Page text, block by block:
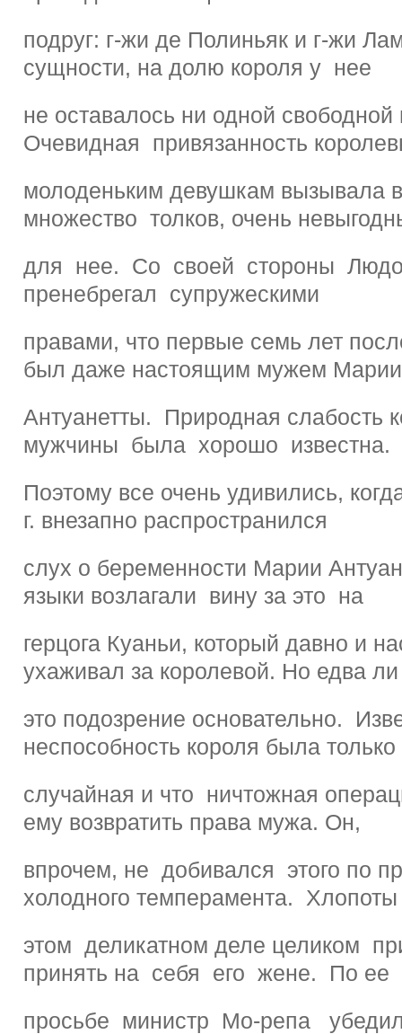
подруг: г-жи де Полиньяк и г-жи
сущности, на долю короля у нее
не оставалось ни одной
Очевидная привязанность
молоденьким девушкам вызывала
множество толков, очень
для нее. Со своей стороны
пренебрегал супружескими
правами, что первые семь лет
был даже настоящим мужем Марии
Антуанетты. Природная слабость
мужчины была хорошо известна.
Поэтому все очень удивились,
г. внезапно распространился
слух о беременности Марии
языки возлагали вину за это на
герцога Куаньи, который давно и
ухаживал за королевой. Но едва ли
это подозрение основательно.
неспособность короля была только
случайная и что ничтожная
ему возвратить права мужа. Он,
впрочем, не добивался этого по
холодного темперамента.
этом деликатном деле целиком
принять на себя его жене. По ее
просьбе министр Мо-репа